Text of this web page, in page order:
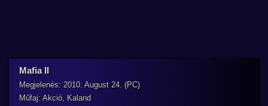
Mafia II
Megjelenés: 2010. August 24. (PC)
Műfaj: Akció, Kaland